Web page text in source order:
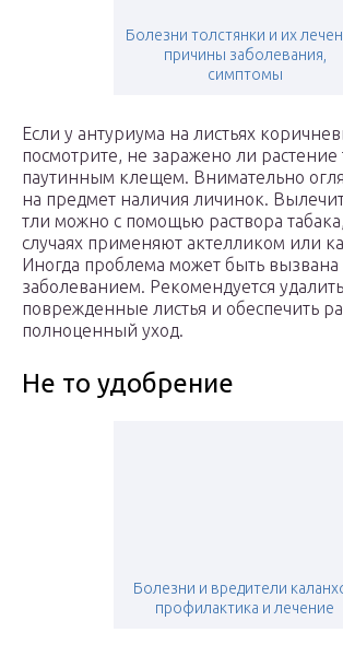
Болезни толстянки и их
причины заболевания,
симптомы
Если у антуриума на листьях
посмотрите, не заражено ли растение
паутинным клещем. Внимательно
на предмет наличия личинок.
тли можно с помощью раствора
случаях применяют актелликом или
Иногда проблема может быть
заболеванием. Рекомендуется удалить
поврежденные листья и обеспечить
полноценный уход.
Не то удобрение
Болезни и вредители
профилактика и лечение